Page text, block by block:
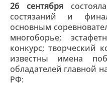
26 сентября
состязаний и
основным
многоборье;
конкурс; творческий
известны имена
обладателей главной
РФ: